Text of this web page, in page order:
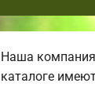
Наша компания
каталоге